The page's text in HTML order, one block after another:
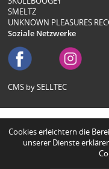
SMELTZ
UNKNOWN PLEASURES
Soziale Netzwerke
CMS by SELLTEC
Cookies erleichtern die
unserer Dienste